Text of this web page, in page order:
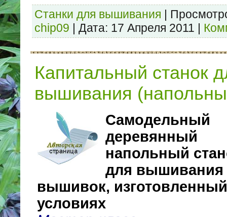
Станки для вышивания |
chip09 | Дата: 17 Апреля 2011 |
Капитальный станок
вышивания
Самодельный
деревянный
напольный
для
вышивок,
условиях